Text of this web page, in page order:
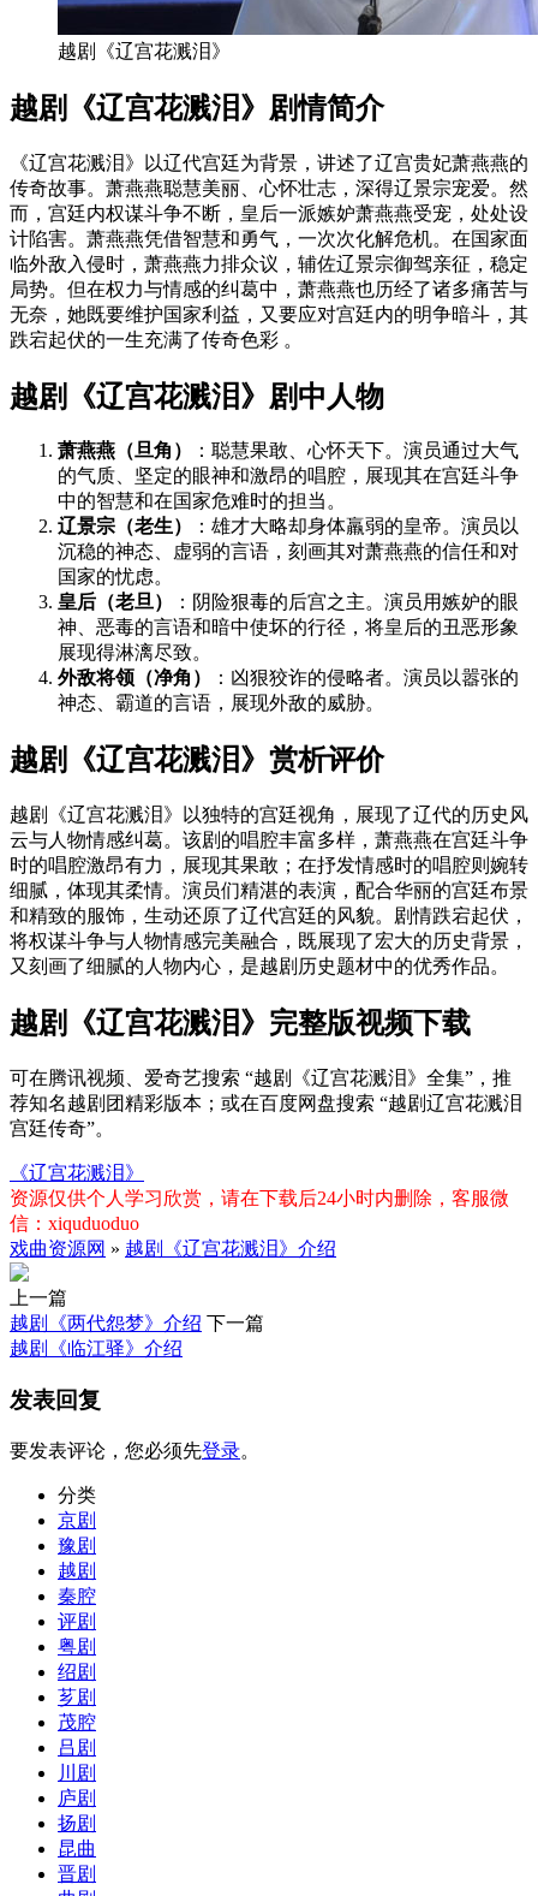
越剧《辽宫花溅泪》
越剧《辽宫花溅泪》剧情简介
《辽宫花溅泪》以辽代宫廷为背景，讲述了辽宫贵妃萧燕燕的
传奇故事。萧燕燕聪慧美丽、心怀壮志，深得辽景宗宠爱。然
而，宫廷内权谋斗争不断，皇后一派嫉妒萧燕燕受宠，处处设
计陷害。萧燕燕凭借智慧和勇气，一次次化解危机。在国家面
临外敌入侵时，萧燕燕力排众议，辅佐辽景宗御驾亲征，稳定
局势。但在权力与情感的纠葛中，萧燕燕也历经了诸多痛苦与
无奈，她既要维护国家利益，又要应对宫廷内的明争暗斗，其
跌宕起伏的一生充满了传奇色彩 。
越剧《辽宫花溅泪》剧中人物
萧燕燕（旦角）
：聪慧果敢、心怀天下。演员通过大气
的气质、坚定的眼神和激昂的唱腔，展现其在宫廷斗争
中的智慧和在国家危难时的担当。
辽景宗（老生）
：雄才大略却身体羸弱的皇帝。演员以
沉稳的神态、虚弱的言语，刻画其对萧燕燕的信任和对
国家的忧虑。
皇后（老旦）
：阴险狠毒的后宫之主。演员用嫉妒的眼
神、恶毒的言语和暗中使坏的行径，将皇后的丑恶形象
展现得淋漓尽致。
外敌将领（净角）
：凶狠狡诈的侵略者。演员以嚣张的
神态、霸道的言语，展现外敌的威胁。
越剧《辽宫花溅泪》赏析评价
越剧《辽宫花溅泪》以独特的宫廷视角，展现了辽代的历史风
云与人物情感纠葛。该剧的唱腔丰富多样，萧燕燕在宫廷斗争
时的唱腔激昂有力，展现其果敢；在抒发情感时的唱腔则婉转
细腻，体现其柔情。演员们精湛的表演，配合华丽的宫廷布景
和精致的服饰，生动还原了辽代宫廷的风貌。剧情跌宕起伏，
将权谋斗争与人物情感完美融合，既展现了宏大的历史背景，
又刻画了细腻的人物内心，是越剧历史题材中的优秀作品。
越剧《辽宫花溅泪》完整版视频下载
可在腾讯视频、爱奇艺搜索 “越剧《辽宫花溅泪》全集”，推
荐知名越剧团精彩版本；或在百度网盘搜索 “越剧辽宫花溅泪
宫廷传奇”。
《辽宫花溅泪》
资源仅供个人学习欣赏，请在下载后24小时内删除，客服微
信：xiquduoduo
戏曲资源网 » 越剧《辽宫花溅泪》介绍
上一篇
越剧《两代怨梦》介绍 下一篇
越剧《临江驿》介绍
发表回复
要发表评论，您必须先登录。
分类
京剧
豫剧
越剧
秦腔
评剧
粤剧
绍剧
芗剧
茂腔
吕剧
川剧
庐剧
扬剧
昆曲
晋剧